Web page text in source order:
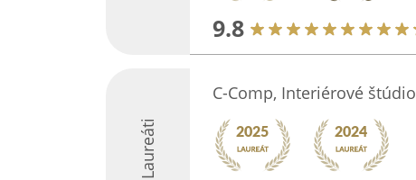
9.8
Laureáti
C-Comp, Interiérové štúdio